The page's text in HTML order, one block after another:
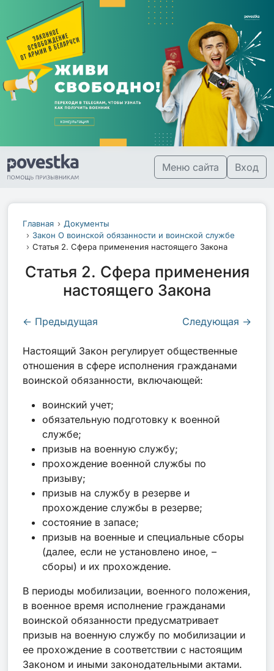
Меню сайта Вход
Главная
Документы
Закон О воинской обязанности и воинской службе
Статья 2. Сфера применения настоящего Закона
Статья 2. Сфера применения
настоящего Закона
← Предыдущая Следующая →
Настоящий Закон регулирует общественные
отношения в сфере исполнения гражданами
воинской обязанности, включающей:
воинский учет;
обязательную подготовку к военной
службе;
призыв на военную службу;
прохождение военной службы по
призыву;
призыв на службу в резерве и
прохождение службы в резерве;
состояние в запасе;
призыв на военные и специальные сборы
(далее, если не установлено иное, –
сборы) и их прохождение.
В периоды мобилизации, военного положения,
в военное время исполнение гражданами
воинской обязанности предусматривает
призыв на военную службу по мобилизации и
ее прохождение в соответствии с настоящим
Законом и иными законодательными актами.